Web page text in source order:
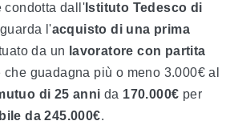
condotta dall' Istituto Tedesco di
l'acquisto di una prima
da un lavoratore con partita
guadagna più o meno 3.000€ al
di 25 anni da 170.000€ per
da 245.000€.